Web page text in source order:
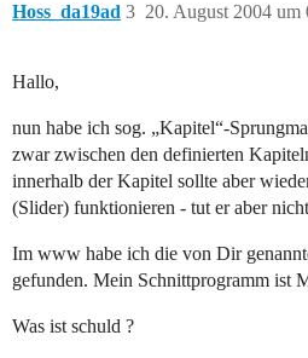
Hoss_da19ad 20. August 2004 um
3
Hallo,
nun habe ich sog. „Kapitel“-
zwar zwischen den definierten
innerhalb der Kapitel sollte aber
(Slider) funktionieren - tut er aber
Im www habe ich die von Dir
gefunden. Mein Schnittprogramm ist
Was ist schuld ?